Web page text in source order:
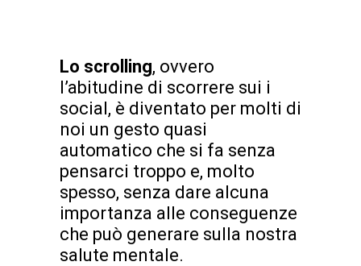
Lo scrolling, ovvero
l’abitudine di scorrere sui i
social, è diventato per molti di
noi un gesto quasi
automatico che si fa senza
pensarci troppo e, molto
spesso, senza dare alcuna
importanza alle conseguenze
che può generare sulla nostra
salute mentale.